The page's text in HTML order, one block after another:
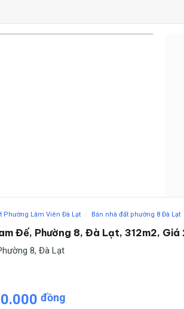
Phường Lâm Viên Đà Lạt / Bán nhà đất phường 8 Đà Lạt
Đế, Phường 8, Đà Lạt, 312m2, Giá
8, Đà Lạt
đồng